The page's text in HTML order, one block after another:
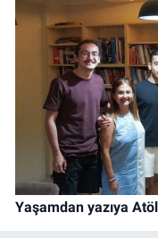
Yaşamdan yazıya